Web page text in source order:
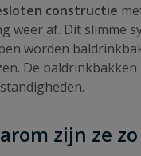
constructie
weer af. Dit slimme
worden
De
zijn ze